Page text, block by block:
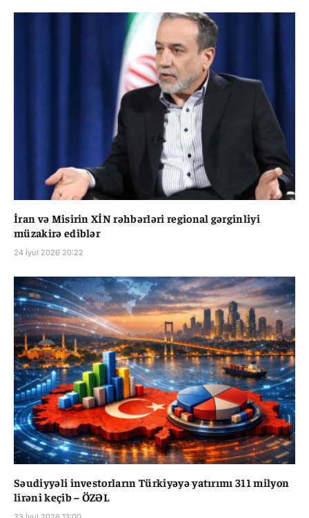
İran və Misirin XİN rəhbərləri regional gərginliyi
müzakirə ediblər
24 İyul 2026 20:22
Səudiyyəli investorların Türkiyəyə yatırımı 311 milyon
lirəni keçib – ÖZƏL